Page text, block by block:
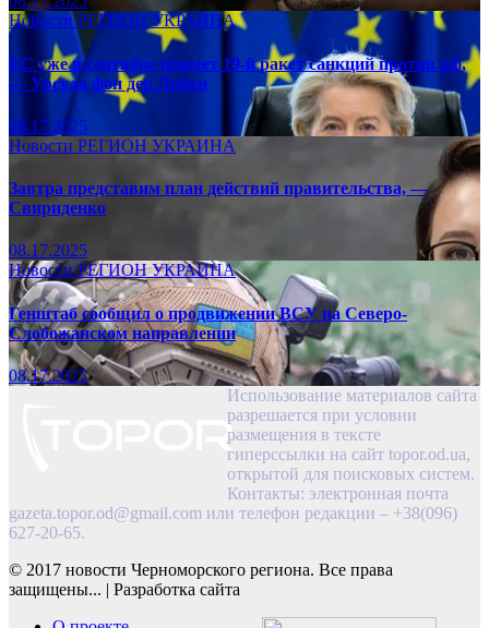
НовостиРЕГИОНУКРАИНА
ЕС уже в сентябре примет 19-й ракет санкций против рф,
— Урсула фон дер Ляйен
08.17.2025
Новости РЕГИОН УКРАИНА
Завтра представим план действий правительства, —
Свириденко
08.17.2025
НовостиРЕГИОНУКРАИНА
Генштаб сообщил о продвижении ВСУ на Северо-
Слобожанском направлении
08.17.2025
Использование материалов сайта
разрешается при условии
размещения в тексте
гиперссылки на сайт topor.od.ua,
открытой для поисковых систем.
Контакты: электронная почта
gazeta.topor.od@gmail.com или телефон редакции – +38(096)
627-20-65.
© 2017 новости Черноморского региона. Все права
защищены... | Разработка сайта